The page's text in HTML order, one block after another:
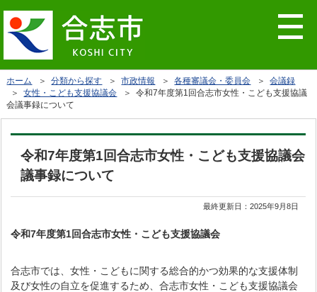
ホーム ＞分類から探す ＞市政情報 ＞各種審議会・委員会 ＞会議録
＞女性・こども支援協議会 ＞ 令和7年度第1回合志市女性・こども支援協議
会議事録について
令和7年度第1回合志市女性・こども支援協議会
議事録について
最終更新日：2025年9月8日
令和7年度第1回合志市女性・こども支援協議会
合志市では、女性・こどもに関する総合的かつ効果的な支援体制
及び女性の自立を促進するため、合志市女性・こども支援協議会